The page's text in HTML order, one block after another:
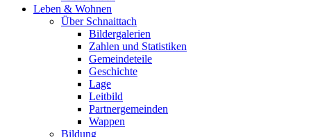
Leben & Wohnen
Über Schnaittach
Bildergalerien
Zahlen und Statistiken
Gemeindeteile
Geschichte
Lage
Leitbild
Partnergemeinden
Wappen
Bildung